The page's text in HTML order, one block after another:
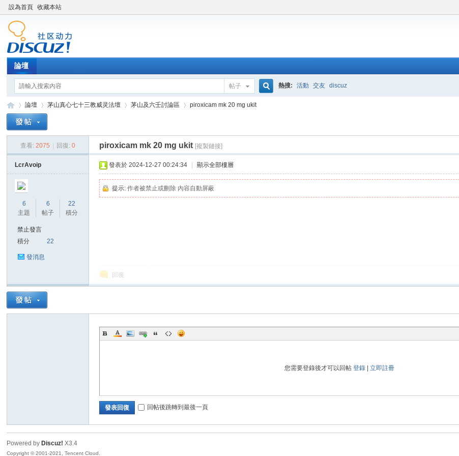
設為首頁 收藏本站
論壇
帖子 熱搜: 活動 交友 discuz
Bo
論壇
›
茅山真心七十三教威灵法壇
›
茅山及六壬討論區
›
piroxicam mk 20 mg ukit
查看: 2075 回復: 0 piroxicam mk 20 mg ukit [複製鏈接]
LcrAvoip
6
主題
6
帖子
22
積分
禁止發言
積分
22
發消息
發表於 2024-12-27 00:24:34 顯示全部樓層
提示:作者被禁止或刪除 內容自動屏蔽
回復
您需要登錄後才可以回帖登錄 |立即註冊
發表回復 回帖後跳轉到最後一頁
Powered by Discuz! X3.4
Copyright © 2001-2021, Tencent Cloud.